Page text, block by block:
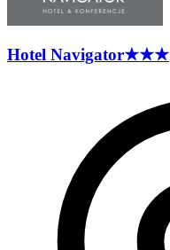
Hotel Navigator★★★